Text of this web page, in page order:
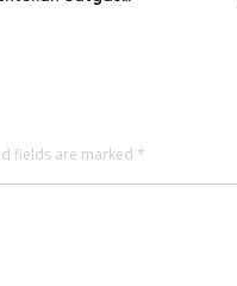
fields are marked *